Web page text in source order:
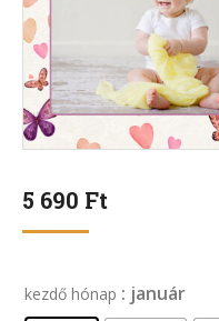
5 690 Ft
kezdő hónap : január